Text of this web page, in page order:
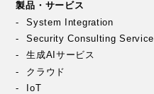
製品・サービス
System Integration
Security Consulting Service
生成AIサービス
クラウド
IoT